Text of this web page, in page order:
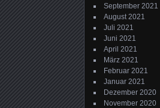
September 2021
August 2021
Juli 2021
Juni 2021
April 2021
März 2021
Februar 2021
Januar 2021
Dezember 2020
November 2020